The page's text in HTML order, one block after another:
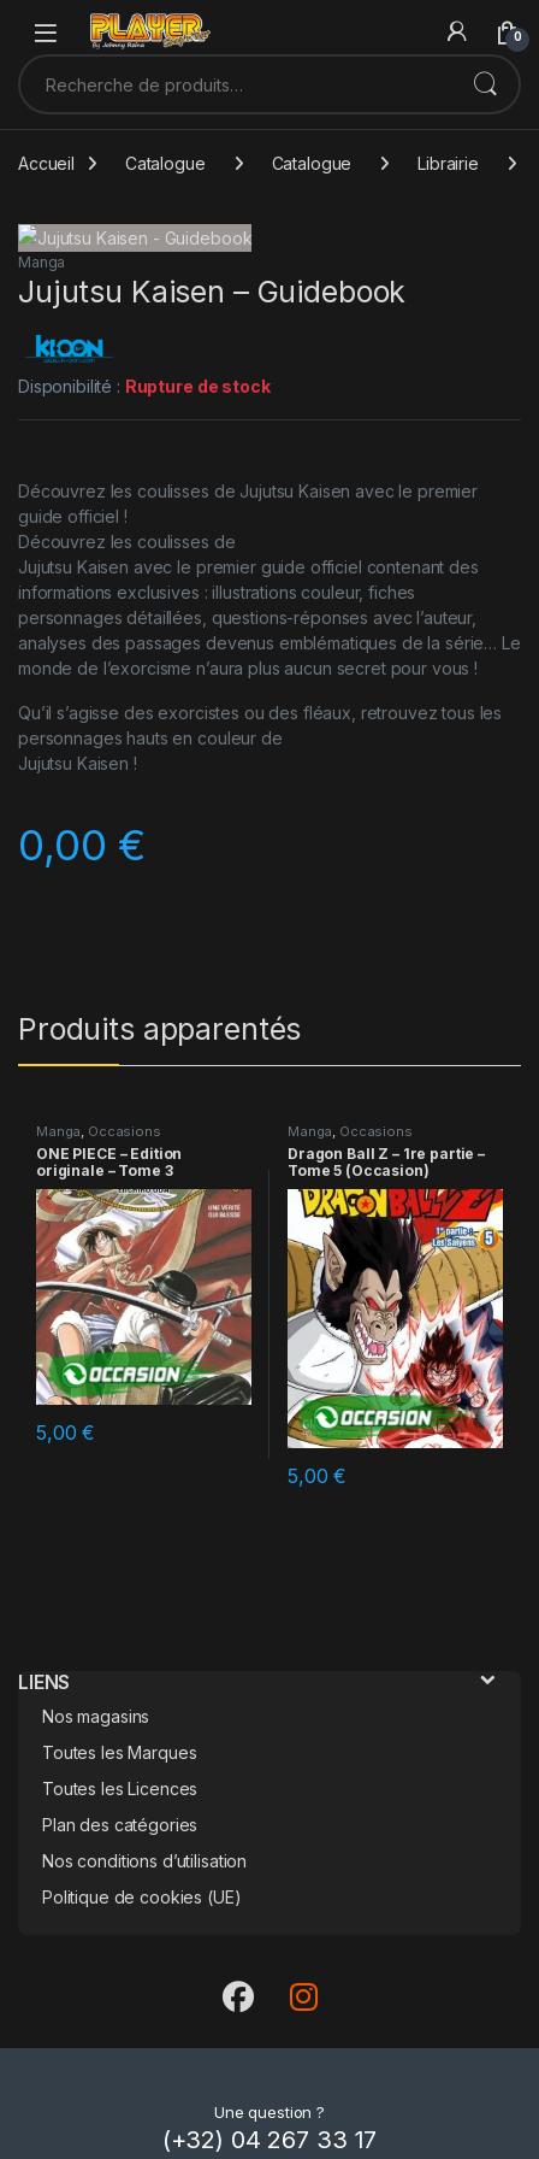
Sauter à la navigation
Skip to content
0
Recherche pour :
Accueil Catalogue Catalogue Librairie
Manga
Jujutsu Kaisen – Guidebook
Disponibilité : Rupture de stock
Découvrez les coulisses de Jujutsu Kaisen avec le premier
guide officiel !
Découvrez les coulisses de
Jujutsu Kaisen avec le premier guide officiel contenant des
informations exclusives : illustrations couleur, fiches
personnages détaillées, questions-réponses avec l’auteur,
analyses des passages devenus emblématiques de la série… Le
monde de l’exorcisme n’aura plus aucun secret pour vous !
Qu’il s’agisse des exorcistes ou des fléaux, retrouvez tous les
personnages hauts en couleur de
Jujutsu Kaisen !
0,00 €
Produits apparentés
Manga, Occasions
ONE PIECE – Edition
originale – Tome 3
5,00€
Manga, Occasions
Dragon Ball Z – 1re partie –
Tome 5 (Occasion)
5,00€
LIENS
Nos magasins
Toutes les Marques
Toutes les Licences
Plan des catégories
Nos conditions d’utilisation
Politique de cookies (UE)
Une question ?
(+32) 04 267 33 17